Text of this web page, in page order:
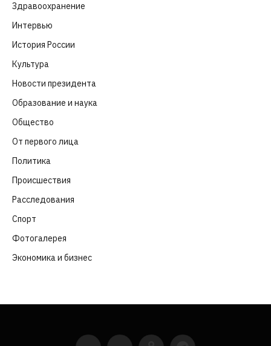
Здравоохранение
Интервью
История России
Культура
Новости президента
Образование и наука
Общество
От первого лица
Политика
Происшествия
Расследования
Спорт
Фотогалерея
Экономика и бизнес